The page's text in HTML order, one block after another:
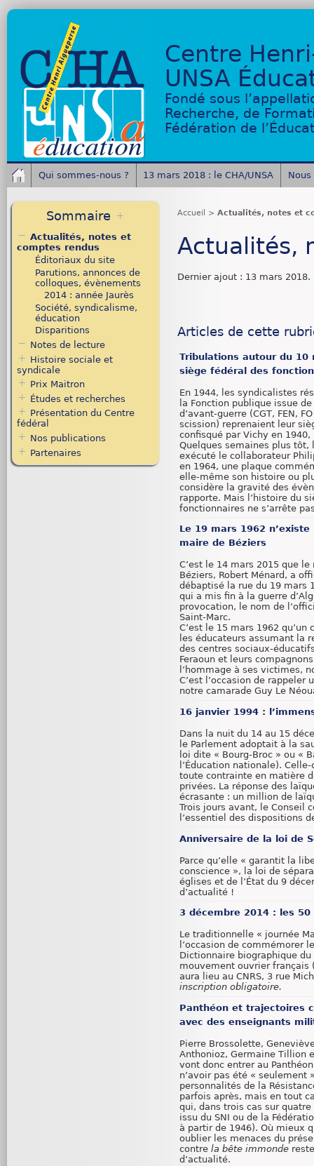
Centre
UNSA
Fondé sous
Recherche, de
Fédération de
Qui sommes-nous ? 13 mars 2018 : le CHA/UNSA
Accueil >Actualités, notes et
Actualités,
Dernier ajout : 13 mars 2018.
Articles de cette
Tribulations autour du 10
siège fédéral des
En 1944, les syndicalistes
la Fonction publique issue de
d’avant-guerre (CGT, FEN,
scission) reprenaient leur
confisqué par Vichy en
Quelques semaines plus tôt,
exécuté le collaborateur
en 1964, une plaque
elle-même son histoire ou
considère la gravité des
rapporte. Mais l’histoire du
fonctionnaires ne s’arrête
Le 19 mars 1962
maire de Béziers
C’est le 14 mars 2015 que le
Béziers, Robert Ménard, a
débaptisé la rue du 19 mars
qui a mis fin à la guerre
provocation, le nom de
Saint-Marc.
C’est le 15 mars 1962 qu’un
les éducateurs assumant la
des centres sociaux-
Feraoun et leurs
l’hommage à ses victimes,
C’est l’occasion de
notre camarade Guy Le
16 janvier 1994 :
Dans la nuit du 14 au 15
le Parlement adoptait à la
loi dite « Bourg-Broc » ou «
l’Éducation nationale).
toute contrainte en matière
privées. La réponse des
écrasante : un million de
Trois jours avant, le Conseil
l’essentiel des dispositions
Anniversaire de la loi de
Parce qu’elle « garantit la
conscience », la loi de
églises et de l’État du 9
d’actualité !
3 décembre 2014 : les
Le traditionnelle « journée
l’occasion de commémorer
Dictionnaire biographique du
mouvement ouvrier français
aura lieu au CNRS, 3 rue
inscription obligatoire.
Panthéon et trajectoires
avec des enseignants
Pierre Brossolette,
Anthonioz, Germaine Tillion
vont donc entrer au
n’avoir pas été « seulement
personnalités de la
parfois après, mais en tout
qui, dans trois cas sur
issu du SNI ou de la
à partir de 1946). Où mieux
oublier les menaces du
contre la bête immonde
d’actualité.
Sommaire
Actualités, notes et
comptes rendus
Éditoriaux du site
Parutions, annonces de
colloques, évènements
2014 : année Jaurès
Société, syndicalisme,
éducation
Disparitions
Notes de lecture
Histoire sociale et
syndicale
Prix Maitron
Études et recherches
Présentation du Centre
fédéral
Nos publications
Partenaires